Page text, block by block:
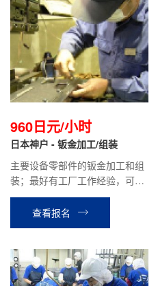
960日元/小时
日本神户 - 钣金加工/组装
主要设备零部件的钣金加工和组
装；最好有工厂工作经验，可以
胜任站立工作。
查看报名